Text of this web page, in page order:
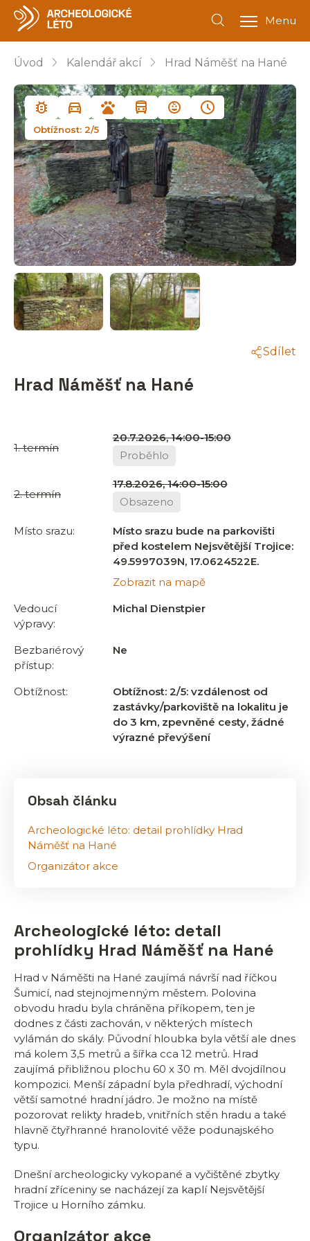
Menu
Úvod Kalendář akcí Hrad Náměšť na Hané
Obtížnost: 2/5
Sdílet
Hrad Náměšť na Hané
1. termín
20.7.2026, 14:00-15:00
Proběhlo
2. termín
17.8.2026, 14:00-15:00
Obsazeno
Místo srazu:
Místo srazu bude na parkovišti
před kostelem Nejsvětější Trojice:
49.5997039N, 17.0624522E.
Zobrazit na mapě
Vedoucí
výpravy:
Michal Dienstpier
Bezbariérový
přístup:
Ne
Obtížnost:
Obtížnost: 2/5: vzdálenost od
zastávky/parkoviště na lokalitu je
do 3 km, zpevněné cesty, žádné
výrazné převýšení
Obsah článku
Archeologické léto: detail prohlídky Hrad
Náměšť na Hané
Organizátor akce
Archeologické léto: detail
prohlídky Hrad Náměšť na Hané
Hrad v Náměšti na Hané zaujímá návrší nad říčkou
Šumicí, nad stejnojmenným městem. Polovina
obvodu hradu byla chráněna příkopem, ten je
dodnes z části zachován, v některých místech
vylámán do skály. Původní hloubka byla větší ale dnes
má kolem 3,5 metrů a šířka cca 12 metrů. Hrad
zaujímá přibližnou plochu 60 x 30 m. Měl dvojdílnou
kompozici. Menší západní byla předhradí, východní
větší samotné hradní jádro. Je možno na místě
pozorovat relikty hradeb, vnitřních stěn hradu a také
hlavně čtyřhranné hranolovité věže podunajského
typu.
Dnešní archeologicky vykopané a vyčištěné zbytky
hradní zříceniny se nacházejí za kaplí Nejsvětější
Trojice u Horního zámku.
Organizátor akce